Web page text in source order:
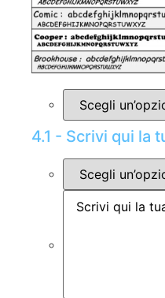
4.1 - Scrivi qui la